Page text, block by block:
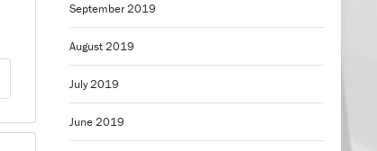
September 2019
August 2019
July 2019
June 2019